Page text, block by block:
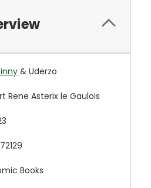
& Uderzo
Rene Asterix le Gaulois
Books